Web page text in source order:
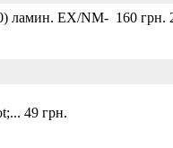
ламин. EX/NM- 160
49 грн.